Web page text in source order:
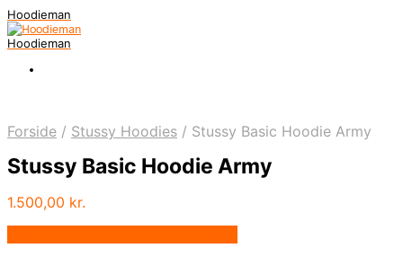
Hoodieman
Hoodieman
Forside / Stussy Hoodies / Stussy Basic Hoodie Army
Stussy Basic Hoodie Army
1.500,00 kr.